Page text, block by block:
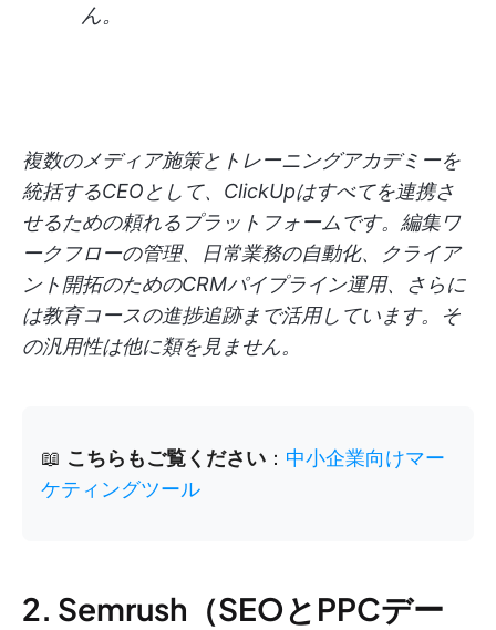
ん。
複数のメディア施策とトレーニングアカデミーを
統括するCEOとして、ClickUpはすべてを連携さ
せるための頼れるプラットフォームです。編集ワ
ークフローの管理、日常業務の自動化、クライア
ント開拓のためのCRMパイプライン運用、さらに
は教育コースの進捗追跡まで活用しています。そ
の汎用性は他に類を見ません。
📖 こちらもご覧ください ： 中小企業向けマー
ケティングツール
2. Semrush（SEOとPPCデー